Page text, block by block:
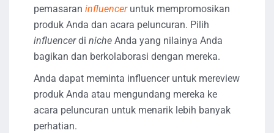
pemasaran influencer untuk mempromosikan
produk Anda dan acara peluncuran. Pilih
influencerdi niche Anda yang nilainya Anda
bagikan dan berkolaborasi dengan mereka.
Anda dapat meminta influencer untuk mereview
produk Anda atau mengundang mereka ke
acara peluncuran untuk menarik lebih banyak
perhatian.